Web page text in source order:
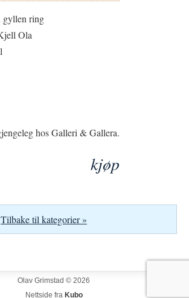
gyllen ring
Ola
hos Galleri & Gallera.
kjøp
Tilbake til kategorier »
Olav Grimstad © 2026
Nettside fra Kubo